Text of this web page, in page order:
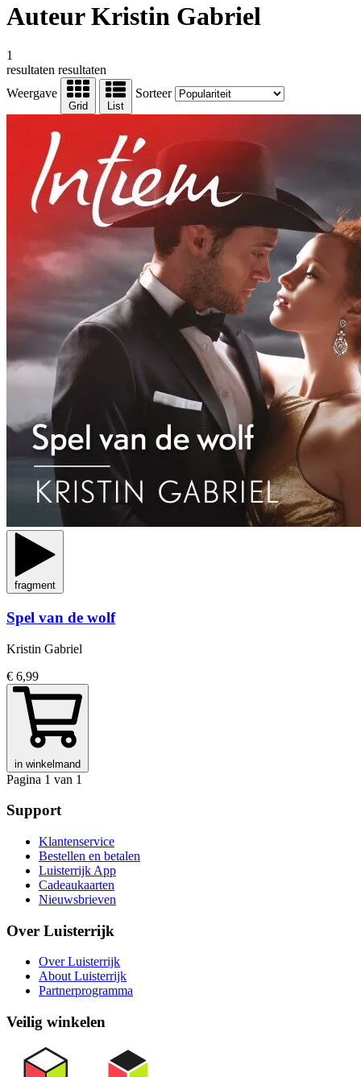
Auteur Kristin Gabriel
1
resultaten resultaten
Weergave
Grid List
Sorteer
fragment
Spel van de wolf
Kristin Gabriel
€ 6,99
in winkelmand
Pagina 1 van 1
Support
Klantenservice
Bestellen en betalen
Luisterrijk App
Cadeaukaarten
Nieuwsbrieven
Over Luisterrijk
Over Luisterrijk
About Luisterrijk
Partnerprogramma
Veilig winkelen